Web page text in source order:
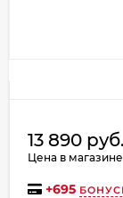
13 890 руб.
Цена в магазине
+695
об оплате